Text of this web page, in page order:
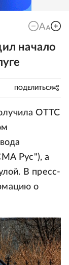
начало
ПОДЕЛИТЬСЯ
ОТТС
Рус"), а
В пресс-
о